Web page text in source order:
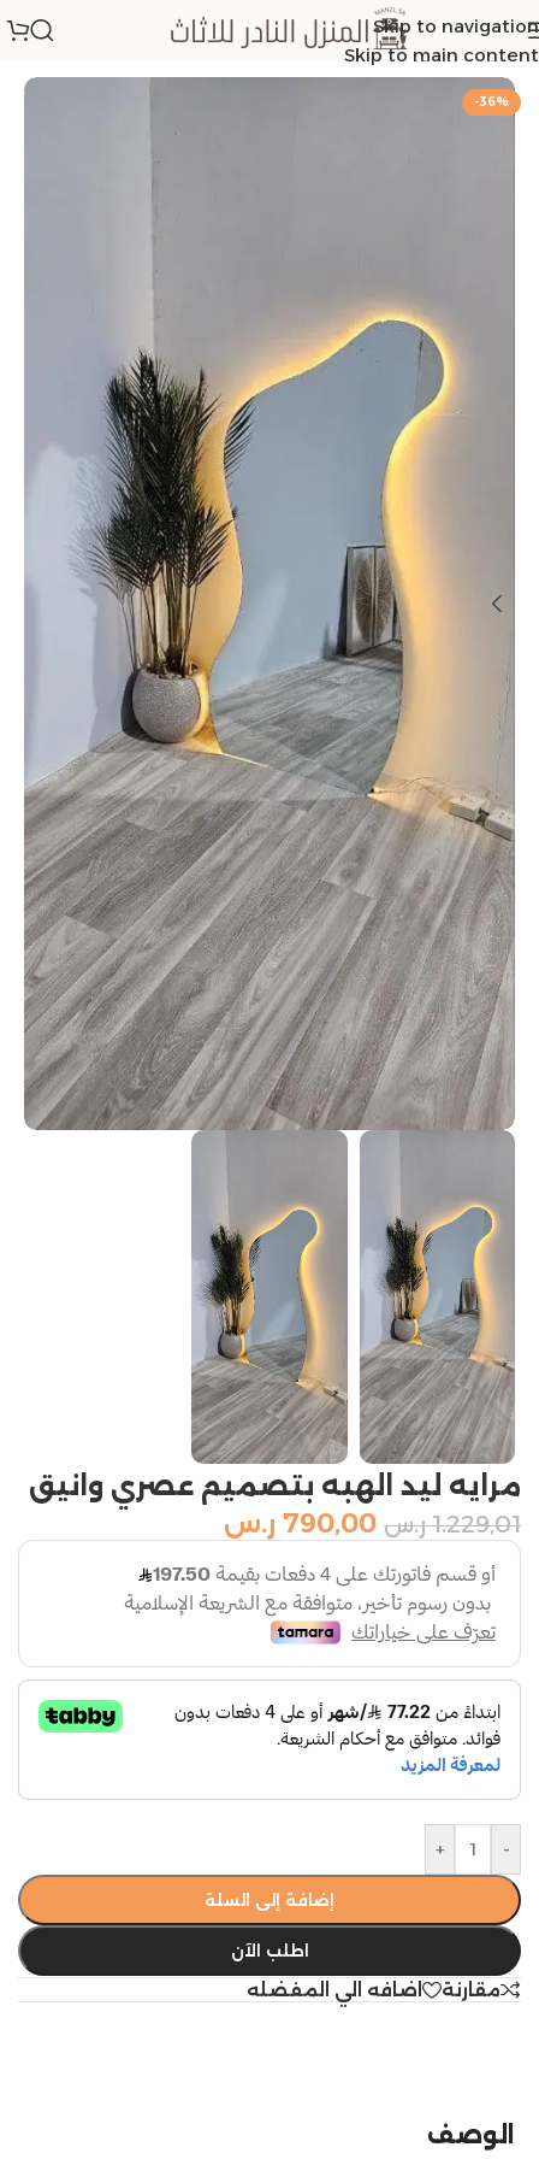
Skip to navigation
Skip to main content
الرئيسية/مرايات
-36%
مرايه ليد الهبه بتصميم عصري وانيق
1.229,01 ر.س 790,00 ر.س
-
+
إضافة إلى السلة
اطلب الآن
مقارنة اضافه الي المفضله
الوصف